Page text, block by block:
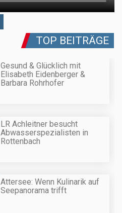
TOP BEITRÄGE
Gesund & Glücklich mit
Elisabeth Eidenberger &
Barbara Rohrhofer
LR Achleitner besucht
Abwasserspezialisten in
Rottenbach
Attersee: Wenn Kulinarik auf
Seepanorama trifft